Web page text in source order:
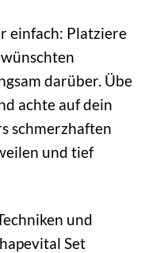
einfach: Platziere
darüber. Übe
achte auf dein
schmerzhaften
und tief
und
Set